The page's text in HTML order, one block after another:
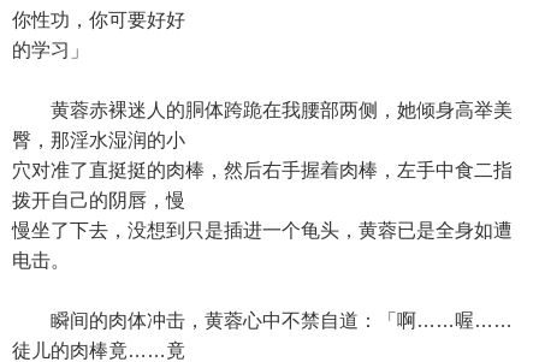
你性功，你可要好好
的学习」
黄蓉赤裸迷人的胴体跨跪在我腰部两侧，她倾身高举美
臀，那淫水湿润的小
穴对准了直挺挺的肉棒，然后右手握着肉棒，左手中食二指
拨开自己的阴唇，慢
慢坐了下去，没想到只是插进一个龟头，黄蓉已是全身如遭
电击。
瞬间的肉体冲击，黄蓉心中不禁自道：「啊……喔……
徒儿的肉棒竟……竟